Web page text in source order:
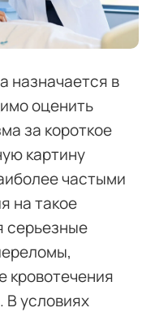
назначается в
оценить
за короткое
картину
частыми
на такое
серьезные
кровотечения
В условиях